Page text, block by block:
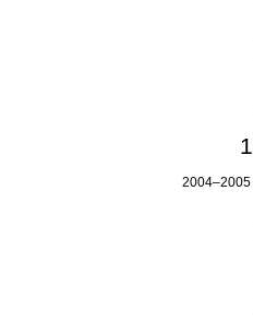
2004–2005